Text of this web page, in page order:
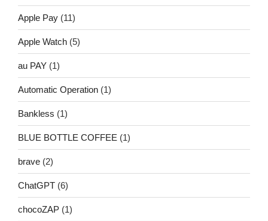
Apple Pay (11)
Apple Watch (5)
au PAY (1)
Automatic Operation (1)
Bankless (1)
BLUE BOTTLE COFFEE (1)
brave (2)
ChatGPT (6)
chocoZAP (1)